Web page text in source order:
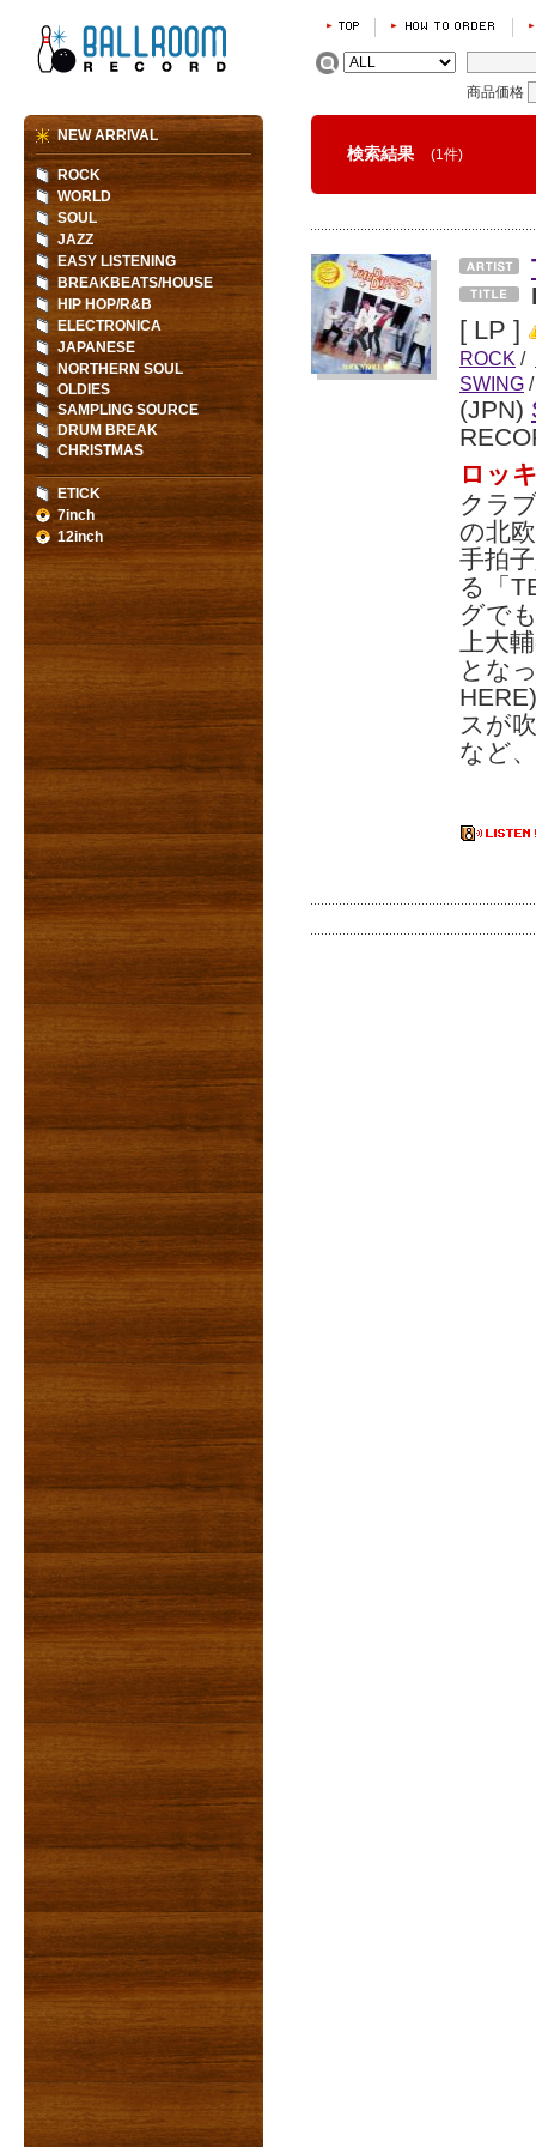
商品価格
検索結果 (1件)
[ LP ]
ROCK /
SWING /
(JPN)
ロッ
クラ
の北
手拍
る「
グで
上大
とな
スが
など
NEW ARRIVAL
ROCK
WORLD
SOUL
JAZZ
EASY LISTENING
BREAKBEATS/HOUSE
HIP HOP/R&B
ELECTRONICA
JAPANESE
NORTHERN SOUL
OLDIES
SAMPLING SOURCE
DRUM BREAK
CHRISTMAS
ETICK
7inch
12inch